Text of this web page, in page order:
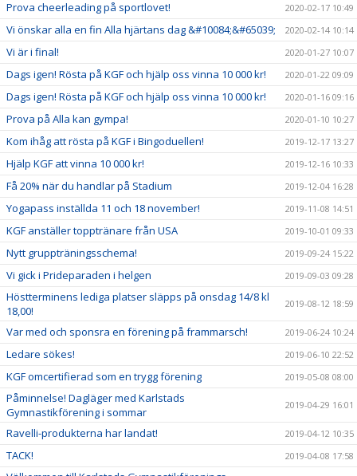
Prova cheerleading på sportlovet! 2020-02-17 10:49
Vi önskar alla en fin Alla hjärtans dag &#10084;&#65039; 2020-02-14 10:14
Vi är i final! 2020-01-27 10:07
Dags igen! Rösta på KGF och hjälp oss vinna 10 000 kr! 2020-01-22 09:09
Dags igen! Rösta på KGF och hjälp oss vinna 10 000 kr! 2020-01-16 09:16
Prova på Alla kan gympa! 2020-01-10 10:27
Kom ihåg att rösta på KGF i Bingoduellen! 2019-12-17 13:27
Hjälp KGF att vinna 10 000 kr! 2019-12-16 10:33
Få 20% när du handlar på Stadium 2019-12-04 16:28
Yogapass inställda 11 och 18 november! 2019-11-08 14:51
KGF anställer topptränare från USA 2019-10-01 09:33
Nytt gruppträningsschema! 2019-09-24 15:22
Vi gick i Prideparaden i helgen 2019-09-03 09:28
Höstterminens lediga platser släpps på onsdag 14/8 kl
18,00!
2019-08-12 18:59
Var med och sponsra en förening på frammarsch! 2019-06-24 10:24
Ledare sökes! 2019-06-10 22:52
KGF omcertifierad som en trygg förening 2019-05-08 08:00
Påminnelse! Dagläger med Karlstads
Gymnastikförening i sommar
2019-04-29 16:01
Ravelli-produkterna har landat! 2019-04-12 10:35
TACK! 2019-04-08 17:58